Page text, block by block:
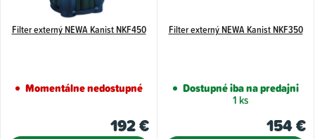
Filter externý NEWA Kanist NKF450
Momentálne nedostupné
192 €
Filter externý NEWA Kanist NKF350
Dostupné iba na predajni
1 ks
154 €